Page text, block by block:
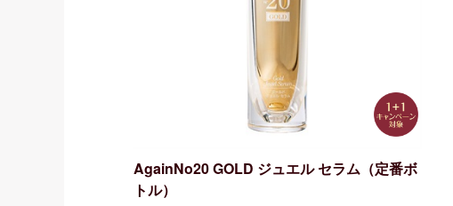
AgainNo20 GOLD ジュエル セラム（定番ボ
トル）